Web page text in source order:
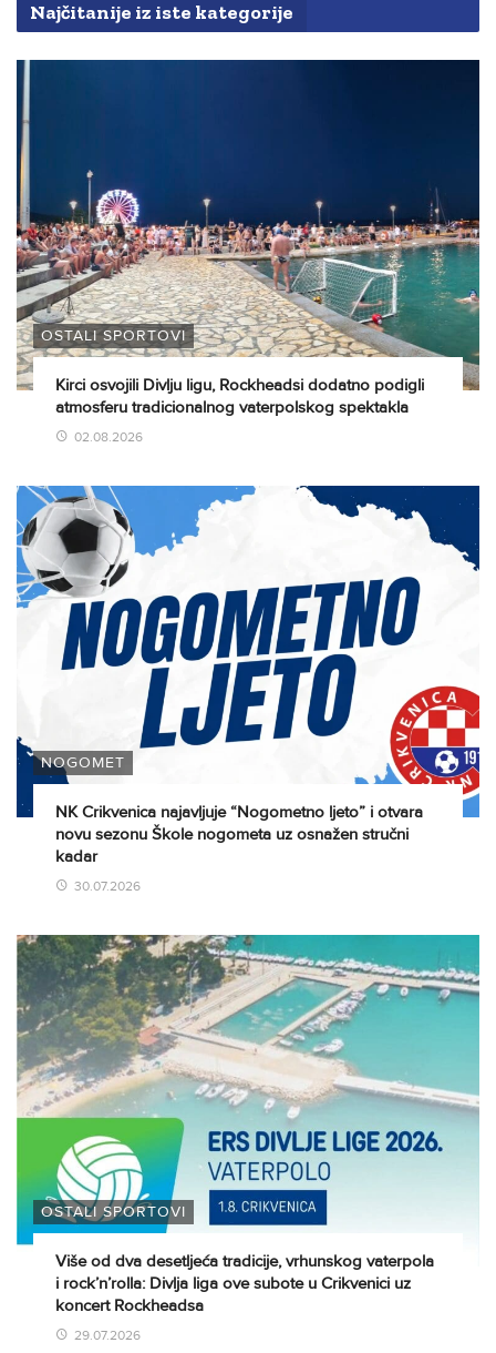
Najčitanije iz iste kategorije
OSTALI SPORTOVI
Kirci osvojili Divlju ligu, Rockheadsi dodatno podigli
atmosferu tradicionalnog vaterpolskog spektakla
02.08.2026
NOGOMET
NK Crikvenica najavljuje “Nogometno ljeto” i otvara
novu sezonu Škole nogometa uz osnažen stručni
kadar
30.07.2026
OSTALI SPORTOVI
Više od dva desetljeća tradicije, vrhunskog vaterpola
i rock’n’rolla: Divlja liga ove subote u Crikvenici uz
koncert Rockheadsa
29.07.2026